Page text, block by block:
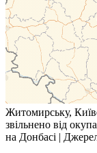
Житомирську,
звільнено від
на Донбасі |